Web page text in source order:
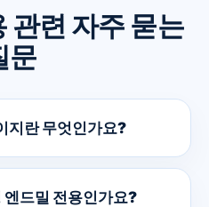
관련 자주 묻는
문
지란 무엇인가요?
엔드밀 전용인가요?